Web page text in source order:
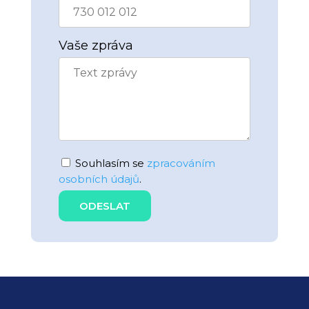
Vaše zpráva
Souhlasím se zpracováním
osobních údajů.
ODESLAT